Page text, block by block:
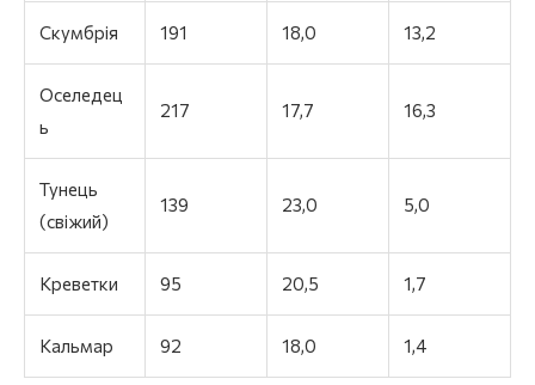
Скумбрія 191 18,0 13,2
Оселедец
ь
217 17,7 16,3
Тунець
(свіжий)
139 23,0 5,0
Креветки 95 20,5 1,7
Кальмар 92 18,0 1,4